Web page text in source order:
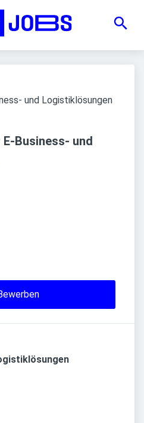
und Logistiklösungen
Business- und